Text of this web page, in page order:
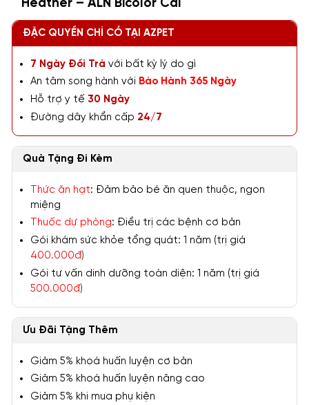
Heather – ALN Bicolor Cái
ĐẶC QUYỀN CHỈ CÓ TẠI AZPET
7 Ngày Đổi Trả với bất kỳ lý do gì
An tâm song hành với Bảo Hành 365 Ngày
Hỗ trợ y tế 30 Ngày
Đường dây khẩn cấp 24/7
Quà Tặng Đi Kèm
Thức ăn hạt: Đảm bảo bé ăn quen thuộc, ngon
miệng
Thuốc dự phòng: Điều trị các bệnh cơ bản
Gói khám sức khỏe tổng quát: 1 năm (trị giá
400.000đ)
Gói tư vấn dinh dưỡng toàn diện: 1 năm (trị giá
500.000đ)
Ưu Đãi Tặng Thêm
Giảm 5% khoá huấn luyện cơ bản
Giảm 5% khoá huấn luyện nâng cao
Giảm 5% khi mua phụ kiện